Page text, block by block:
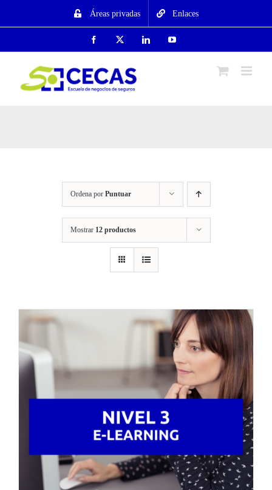
Áreas privadas Enlaces
Facebook LinkedInYouTube
Ordena por Puntuar
Mostrar 12 productos